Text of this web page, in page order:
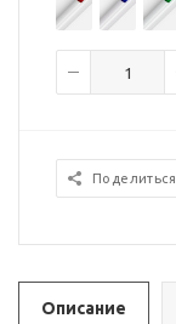
Поделиться
Описание